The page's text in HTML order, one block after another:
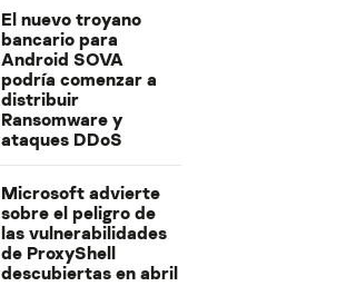
El nuevo troyano
bancario para
Android SOVA
podría comenzar a
distribuir
Ransomware y
ataques DDoS
Microsoft advierte
sobre el peligro de
las vulnerabilidades
de ProxyShell
descubiertas en abril